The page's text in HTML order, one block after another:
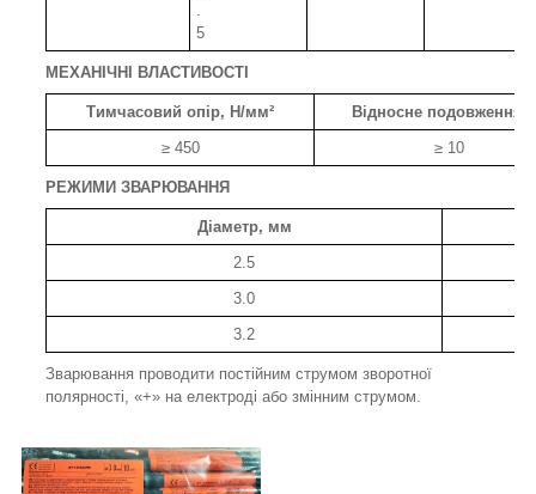
.
5
МЕХАНІЧНІ ВЛАСТИВОСТІ
Тимчасовий опір, Н/мм²
Відносне подовження,
≥ 450
≥ 10
РЕЖИМИ ЗВАРЮВАННЯ
Діаметр, мм
2.5
3.0
3.2
Зварювання проводити постійним струмом зворотної
полярності, «+» на електроді або змінним струмом.